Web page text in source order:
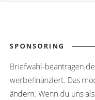
SPONSORING
Briefwahl-
werbefinanziert. Das
ändern. Wenn du uns